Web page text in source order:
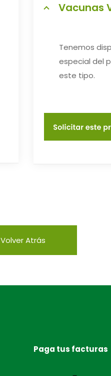
Vacunas
Tenemos
especial del
este tipo.
Volver Atrás
Paga tus facturas